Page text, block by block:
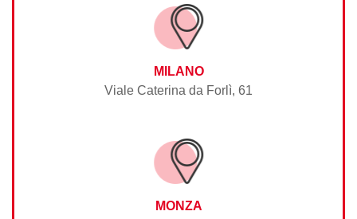
MILANO
Viale Caterina da Forlì, 61
MONZA